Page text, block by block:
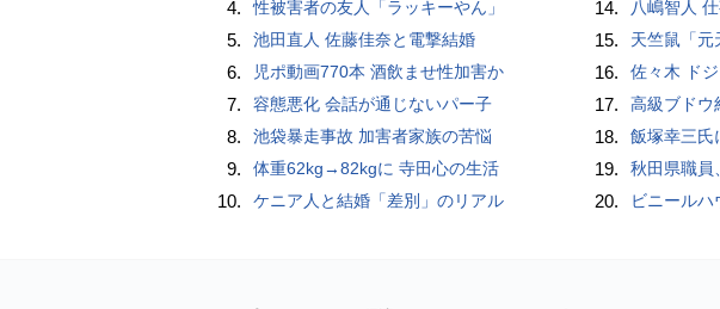
4. 性被害者の友人「ラッキーやん」
5. 池田直人 佐藤佳奈と電撃結婚
6. 児ポ動画770本 酒飲ませ性加害か
7. 容態悪化 会話が通じないパー子
8. 池袋暴走事故 加害者家族の苦悩
9. 体重62kg→82kgに 寺田心の生活
10. ケニア人と結婚「差別」のリアル
14. 八嶋智人
15. 天竺鼠「元
16. 佐々木 ド
17. 高級ブドウ
18. 飯塚幸三氏
19. 秋田県職員
20. ビニールハウスからシャイン